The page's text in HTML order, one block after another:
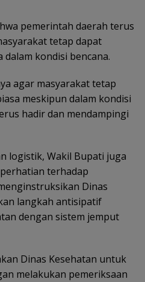
pemerintah daerah terus
tetap dapat
kondisi bencana.
agar masyarakat tetap
meskipun dalam kondisi
hadir dan mendampingi
logistik, Wakil Bupati juga
terhadap
Dinas
langkah antisipatif
dengan sistem jemput
Dinas Kesehatan untuk
melakukan pemeriksaan